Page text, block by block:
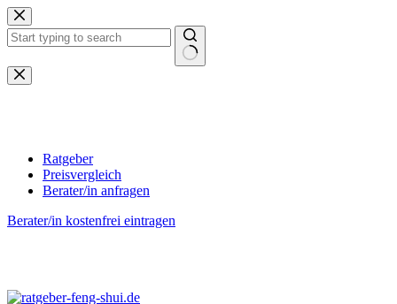
Zum
Inhalt
springen
Keine
Ergebnisse
Ratgeber
Preisvergleich
Berater/in anfragen
Berater/in kostenfrei eintragen